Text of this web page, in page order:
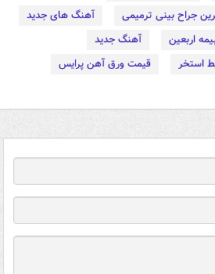
جراح بینی ترمیمی
آهنگ های جدید
اربعین
آهنگ جدید
استخر
قیمت ورق آهن پرایس